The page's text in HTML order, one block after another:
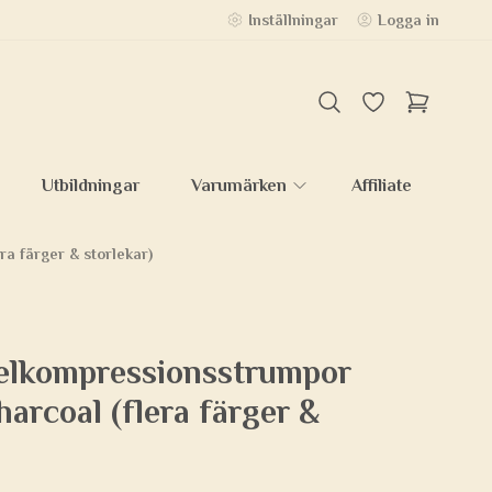
Inställningar Logga in
Utbildningar Varumärken Affiliate
färger & storlekar)
(flera färger &